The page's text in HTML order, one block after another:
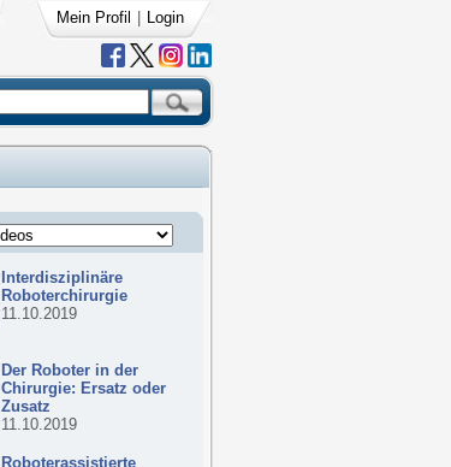
Mein Profil Login
Interdisziplinäre
Roboterchirurgie
11.10.2019
Der Roboter in der
Chirurgie: Ersatz oder
Zusatz
11.10.2019
Roboterassistierte